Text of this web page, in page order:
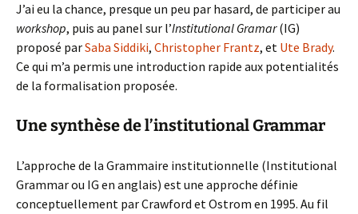
J’ai eu la chance, presque un peu par hasard, de participer au
workshop, puis au panel sur l’Institutional Gramar(IG)
proposé parSaba Siddiki, Christopher Frantz, et Ute Brady.
Ce qui m’a permis une introduction rapide aux potentialités
de la formalisation proposée.
Une synthèse de l’institutional Grammar
L’approche de la Grammaire institutionnelle (Institutional
Grammar ou IG en anglais) est une approche définie
conceptuellement par Crawford et Ostrom en 1995. Au fil